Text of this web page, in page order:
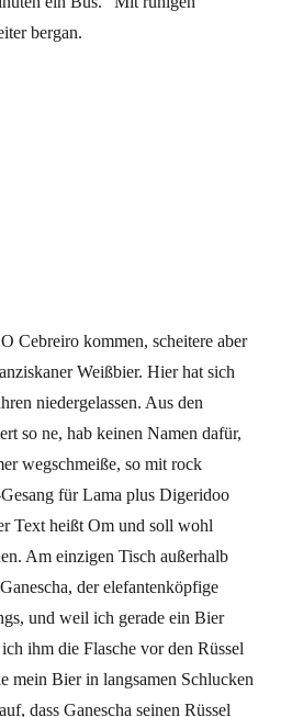
bergan.
Cebreiro kommen, scheitere aber
Weißbier. Hier hat sich
niedergelassen. Aus den
so ne, hab keinen Namen dafür,
wegschmeiße, so mit rock
für Lama plus Digeridoo
Text heißt Om und soll wohl
Am einzigen Tisch außerhalb
der elefantenköpfige
und weil ich gerade ein Bier
ihm die Flasche vor den Rüssel
mein Bier in langsamen Schlucken
dass Ganescha seinen Rüssel